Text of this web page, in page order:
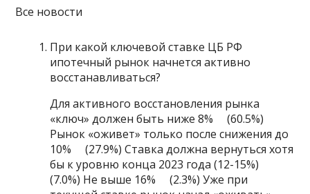
Все новости
При какой ключевой ставке ЦБ РФ
ипотечный рынок начнется активно
восстанавливаться?
Для активного восстановления рынка
«ключ» должен быть ниже 8% (60.5%)
Рынок «оживет» только после снижения до
10% (27.9%) Ставка должна вернуться хотя
бы к уровню конца 2023 года (12-15%)
(7.0%) Не выше 16% (2.3%) Уже при